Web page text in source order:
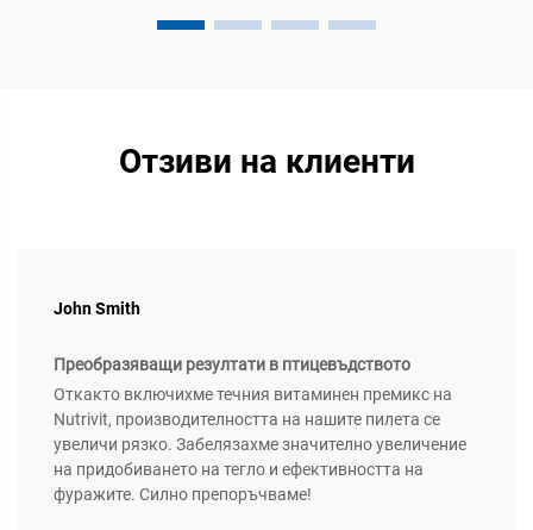
Отзиви на клиенти
John Smith
Преобразяващи резултати в птицевъдството
Откакто включихме течния витаминен премикс на
Nutrivit, производителността на нашите пилета се
увеличи рязко. Забелязахме значително увеличение
на придобиването на тегло и ефективността на
фуражите. Силно препоръчваме!